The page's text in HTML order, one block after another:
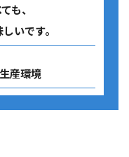
も、
いです。
産環境